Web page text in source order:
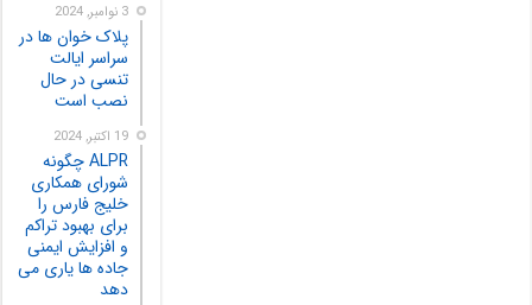
3 نوامبر, 2024
پلاک خوان ها در
سراسر ایالت
تنسی در حال
نصب است
19 اکتبر, 2024
ALPR چگونه
شورای همکاری
خلیج فارس را
برای بهبود تراکم
و افزایش ایمنی
جاده ها یاری می
دهد